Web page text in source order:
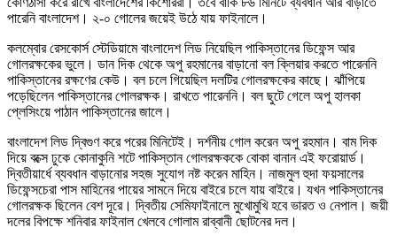
পারেনি বাংলাদেশ। ২-০ গোলের জয়েই উঠে যায় ফাইনালে।
কলম্বোর রেসকোর্স স্টেডিয়ামে বাংলাদেশ লিড নিয়েছিল পাকিস্তানের ডিফেন্স আর
গোলরক্ষকের ভুলে। ডান দিক থেকে অপু রহমানের বাড়ানো বল ক্লিয়ার করতে পারেননি
পাকিস্তানের রক্ষণের কেউ। বল চলে গিয়েছিল দলটির গোলরক্ষকের কাছে। ঝাঁপিয়ে
পড়েছিলেন পাকিস্তানের গোলরক্ষক। রাখতে পারেননি। বল ছুটে গেলে অপু হালকা
প্লেসিংয়ে পাঠান পাকিস্তানের জালে।
বাংলাদেশ লিড দ্বিগুণ করে পরের মিনিটেই। দর্শনীয় গোল করেন অপু রহমান। বাম দিক
দিয়ে বক্সে ঢুকে কোনাকুনি শটে পাকিস্তান গোলরক্ষককে বোকা বানান এই ফরোয়ার্ড।
দ্বিতীয়ার্ধে ব্যবধান বাড়ানোর সহজ সুযোগ নষ্ট করেন মাহিন। নাজমুল হুদা ফয়সালের
ডিফেন্সচেরা পাস মাহিনের পায়ের সামনে দিয়ে বাইরে চলে যায় বাইরে। যখন পাকিস্তানের
গোলরক্ষক ছিলেন বেশ দূরে। দ্বিতীয় সেমিফাইনালে মুখোমুখি হবে ভারত ও নেপাল। জয়ী
দলের বিপক্ষে শনিবার ফাইনাল খেলবে গোলাম রাব্বানী ছোটনের দল।